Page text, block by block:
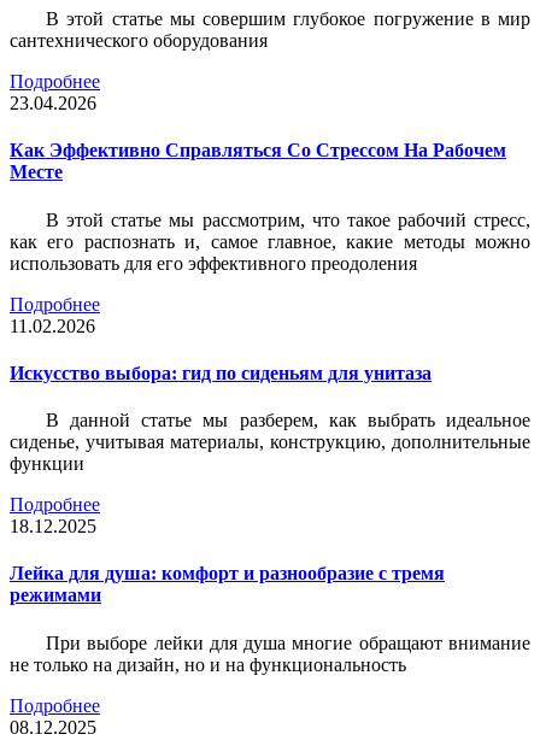
В этой статье мы совершим глубокое погружение в мир
сантехнического оборудования
Подробнее
23.04.2026
Как Эффективно Справляться Со Стрессом На Рабочем
Месте
В этой статье мы рассмотрим, что такое рабочий стресс,
как его распознать и, самое главное, какие методы можно
использовать для его эффективного преодоления
Подробнее
11.02.2026
Искусство выбора: гид по сиденьям для унитаза
В данной статье мы разберем, как выбрать идеальное
сиденье, учитывая материалы, конструкцию, дополнительные
функции
Подробнее
18.12.2025
Лейка для душа: комфорт и разнообразие с тремя
режимами
При выборе лейки для душа многие обращают внимание
не только на дизайн, но и на функциональность
Подробнее
08.12.2025